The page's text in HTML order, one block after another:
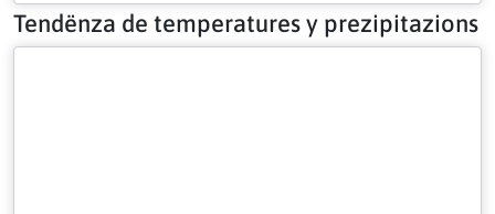
Tendënza de temperatures y prezipitazions